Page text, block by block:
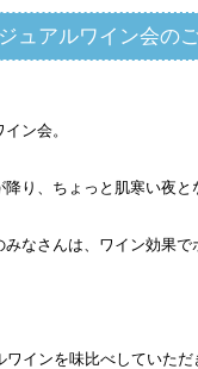
ュアルワイン会の
ン会。
り、ちょっと肌寒い夜と
なさんは、ワイン効果で
インを味比べしていただ